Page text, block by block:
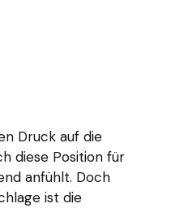
Druck auf die
diese Position für
anfühlt. Doch
ist die